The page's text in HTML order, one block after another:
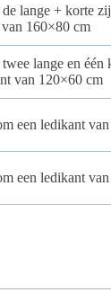
de lange + korte
160×80 cm
twee lange en één
van 120×60 cm
een ledikant
een ledikant